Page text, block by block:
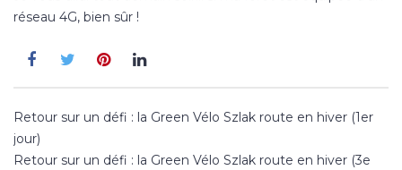
réseau 4G, bien sûr !
Navigation
de
l’article
Retour sur un défi : la Green Vélo Szlak route en hiver (1er
jour)
Retour sur un défi : la Green Vélo Szlak route en hiver (3e